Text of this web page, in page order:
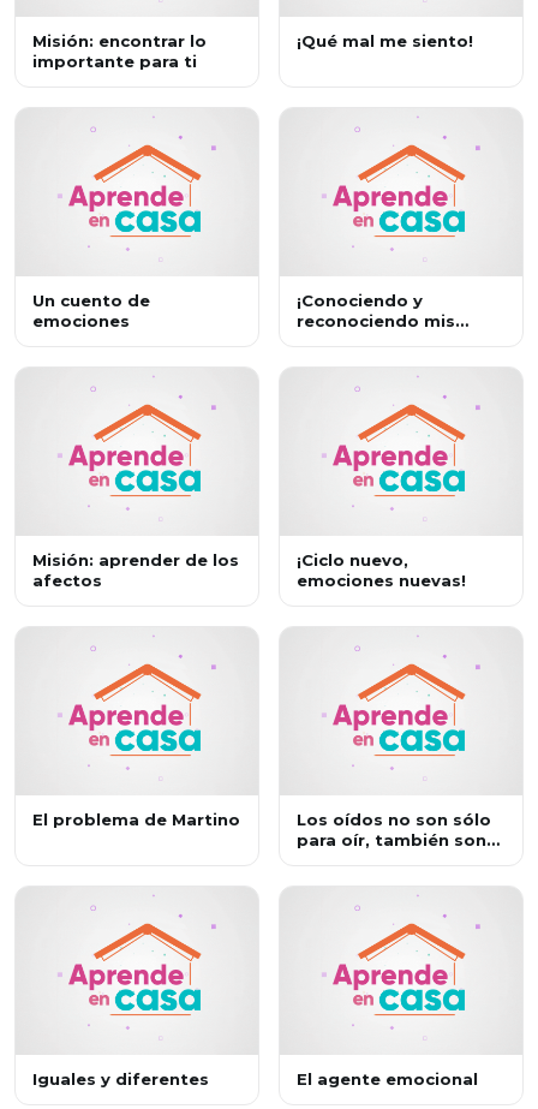
Misión: encontrar lo
importante para ti
¡Qué mal me siento!
Un cuento de
emociones
¡Conociendo y
reconociendo mis
Misión: aprender de los
afectos
¡Ciclo nuevo,
emociones nuevas!
El problema de Martino
Los oídos no son sólo
para oír, también son
Iguales y diferentes El agente emocional